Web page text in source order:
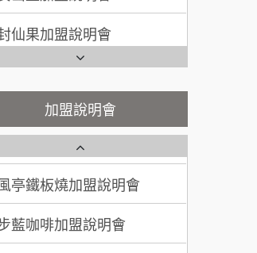
何 先生/小姐
預算 100萬~300萬
先生/小姐 新竹市
200萬~400萬
先生/小姐 台北市
預算 100萬 ~ 200萬
先生/小姐
200萬~300萬
仙果加盟說明會
Café 漫步藍咖啡加盟
會
風亭鐵板燒加盟說明會
茶道加盟說明會
妍美妝】誠徵行政櫃檯
洗衣店誠徵代洗收送人員
市)
加盟說明會
TEA歇腳亭加盟說明會
味決-湯滷專門店加盟說明會
茶加盟說明會
道加盟說明會
亭鐵板燒加盟說明會
藍咖啡加盟說明會